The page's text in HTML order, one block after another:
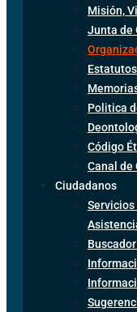
Misión,
Junta de
Estatutos
Politica
Código
Canal de
Ciudadanos